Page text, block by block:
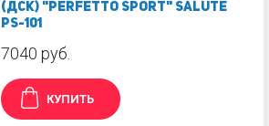
(ДСК) "Perfetto sport" Salute
PS-101
7040 руб.
КУПИТЬ